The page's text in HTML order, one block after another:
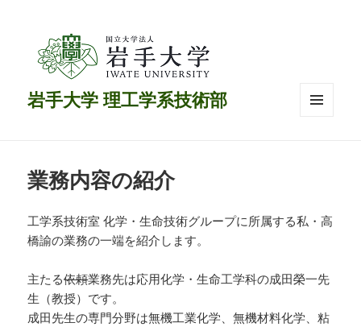
岩手大学 理工学系技術部
業務内容の紹介
工学系技術室 化学・生命技術グループに所属する私・高
橋諭の業務の一端を紹介します。
主たる依頼業務先は応用化学・生命工学科の成田榮一先
生（教授）です。
成田先生の専門分野は無機工業化学、無機材料化学、粘